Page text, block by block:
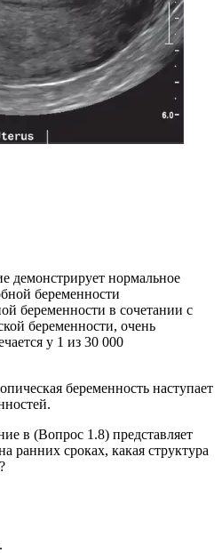
демонстрирует нормальное
беременности
беременности в сочетании с
беременности, очень
у 1 из 30 000
беременность наступает
в (Вопрос 1.8) представляет
ранних сроках, какая структура